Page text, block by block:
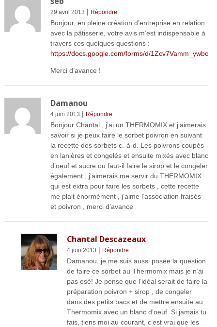
29 avril 2013 | Répondre
Bonjour, en pleine création d’entreprise en relation
avec la pâtisserie, votre avis m’est indispensable à
travers ces quelques questions :
https://docs.google.com/forms/d/
Merci d’avance !
Damanou
4 juin 2013 | Répondre
Bonjour Chantal , j’ai un THERMOMIX et j’aimerais
savoir si je peux faire le sorbet poivron en suivant
la recette des sorbets c.-à-d. Les poivrons coupés
en lanières et congelés et ensuite mixés avec blanc
d’oeuf et sucre ou faut-il faire le sirop et le congeler
également , j’aimerais me servir du THERMOMIX
qui est extra pour faire les sorbets , cette recette
me plait énormément , j’aime l’association fraisés
et poivron , merci d’avance
Chantal Descazeaux
4 juin 2013 | Répondre
Damanou, je me suis aussi posée la question
de faire ce sorbet au Thermomix mais je n’ai
pas osé! Je pense que l’idéal serait de faire la
préparation poivron + sirop , de congeler
dans des petits bacs et de mettre ensuite au
Thermomix avec un blanc d’oeuf. Si jamais tu
fais, tiens moi au courant, c’est vrai que les